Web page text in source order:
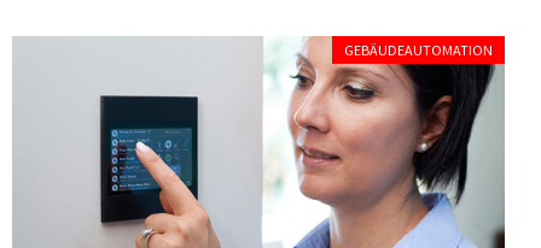
GEBÄUDEAUTOMATION